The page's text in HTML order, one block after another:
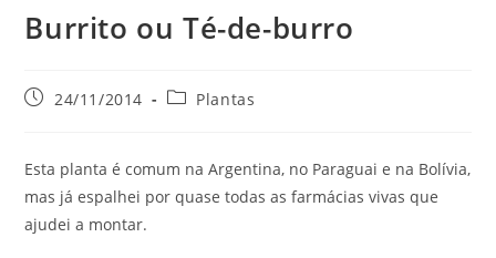
Burrito ou Té-de-burro
Post24/11/2014
Categoria
Plantas
Esta planta é comum na Argentina, no Paraguai e na Bolívia,
mas já espalhei por quase todas as farmácias vivas que
ajudei a montar.